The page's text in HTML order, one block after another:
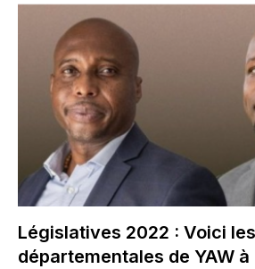
Législatives 2022 : Voici
départementales de YAW